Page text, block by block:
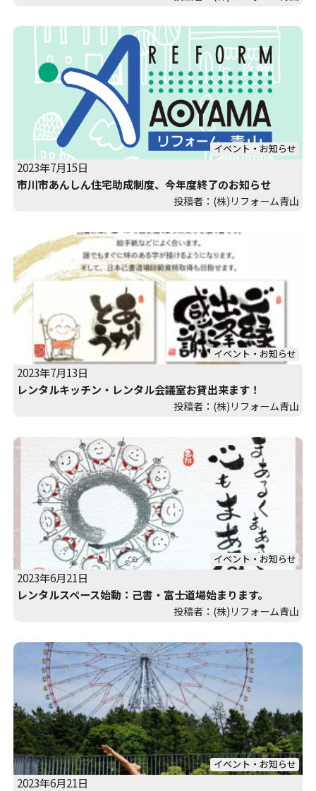
2023年7月15日
イベント・お知らせ
市川市あんしん住宅助成制度、今年度終了のお知らせ
投稿者：(株)リフォーム青山
2023年7月13日
イベント・お知らせ
レンタルキッチン・レンタル会議室お貸出来ます！
投稿者：(株)リフォーム青山
2023年6月21日
イベント・お知らせ
レンタルスペース始動：己書・富士道場始まります。
投稿者：(株)リフォーム青山
2023年6月21日
イベント・お知らせ